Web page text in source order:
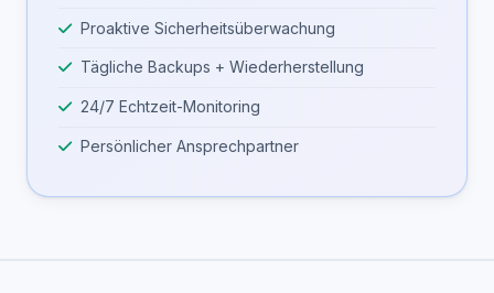
Proaktive Sicherheitsüberwachung
Tägliche Backups + Wiederherstellung
24/7 Echtzeit-Monitoring
Persönlicher Ansprechpartner